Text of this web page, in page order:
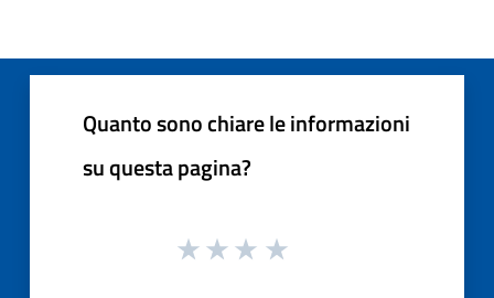
Quanto sono chiare le informazioni
su questa pagina?